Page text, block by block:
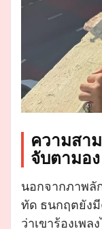
ความสา
จับตามอง
นอกจากภาพลั
ทัด ธนกฤตยัง
ว่าเขาร้องเพล